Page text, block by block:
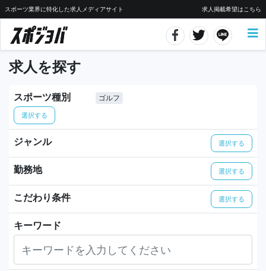
スポーツ業界に特化した求人メディアサイト 求人掲載希望はこちら
求人を探す
スポーツ種別
選択する
ゴルフ
ジャンル 選択する
勤務地 選択する
こだわり条件 選択する
キーワード